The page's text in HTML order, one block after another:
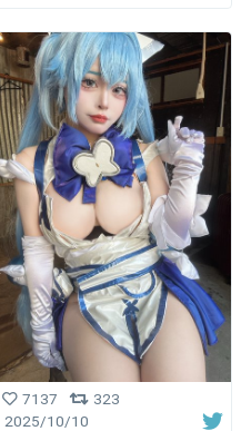
7137
323
2025/10/10